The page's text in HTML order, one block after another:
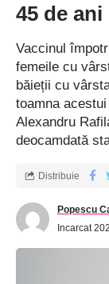
45 de
Vaccinul
femeile cu
băieții cu
toamna
Alexandru
deocamdată
Popescu
Incarcat
Distribuie